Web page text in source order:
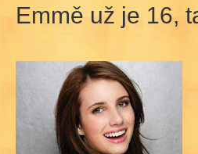
Emmě už je 16,